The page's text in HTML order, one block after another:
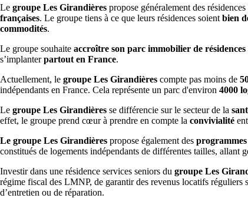
Le groupe Les Girandières propose généralement des
françaises. Le groupe tiens à ce que leurs résidences soient bien
commodités.
Le groupe souhaite accroître son parc immobilier de résidences
s’implanterpartout en France.
Actuellement, le groupe Les Girandières compte pas moins de
indépendants en France. Cela représente un parc d'environ 4000
Le groupe Les Girandières se différencie sur le secteur de la
effet, le groupe prend cœur à prendre en compte la convivialité
Le groupe Les Girandières propose également des programmes
constitués de logements indépendants de différentes tailles, allant
Investir dans une résidence services seniors du groupe Les
régime fiscal des LMNP, de garantir des revenus locatifs réguliers
d’entretien ou de réparation.